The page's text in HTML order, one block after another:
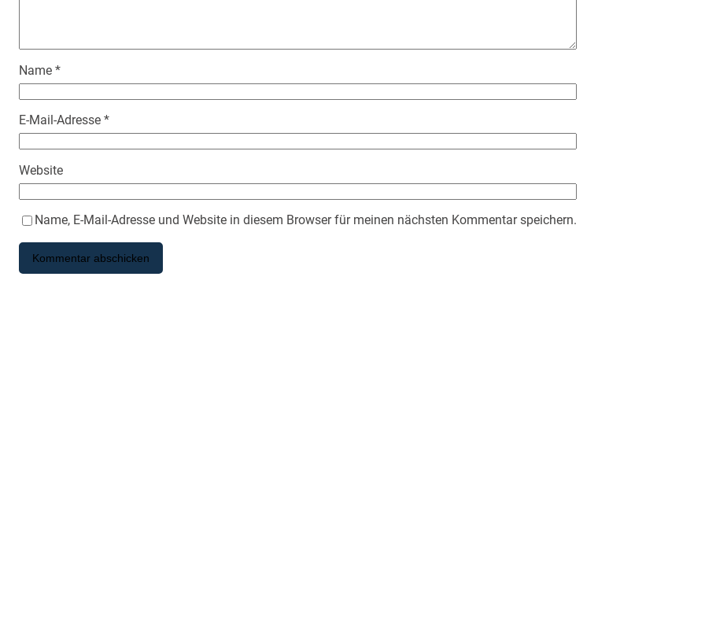
Name *
E-Mail-Adresse *
Website
Name, E-Mail-Adresse und Website in diesem Browser für meinen nächsten Kommentar speichern.